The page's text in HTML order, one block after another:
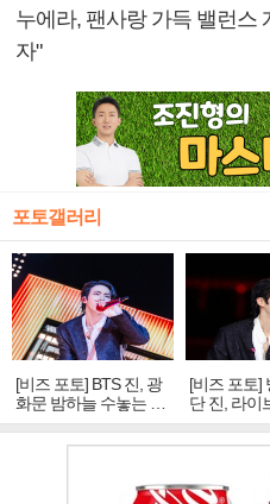
누에라, 팬사랑 가득 밸런스
자"
포토갤러리
[비즈 포토] BTS 진, 광
화문 밤하늘 수놓는 '비
주얼 킹'의 열창
[비즈 포토]
단 진, 라이
빛나는 독